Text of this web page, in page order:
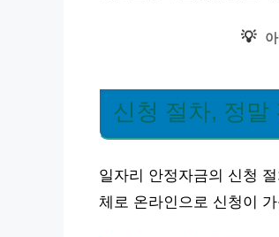
💡
신청 절차, 정말
일자리 안정자금의 신청
체로 온라인으로 신청이